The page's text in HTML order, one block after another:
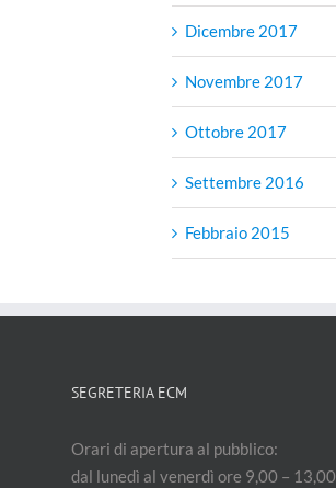
Dicembre 2017
Novembre 2017
Ottobre 2017
Settembre 2016
Febbraio 2015
SEGRETERIA ECM
Orari di apertura al pubblico:
dal lunedì al venerdì ore 9,00 – 13,00